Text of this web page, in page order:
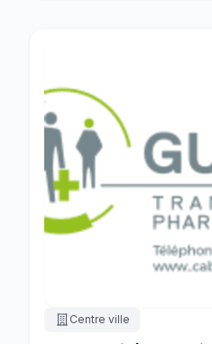
Centre ville